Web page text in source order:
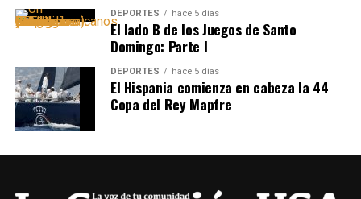
DEPORTES hace 5 días
El lado B de los Juegos de Santo
Domingo: Parte I
DEPORTES hace 5 días
El Hispania comienza en cabeza la 44
Copa del Rey Mapfre